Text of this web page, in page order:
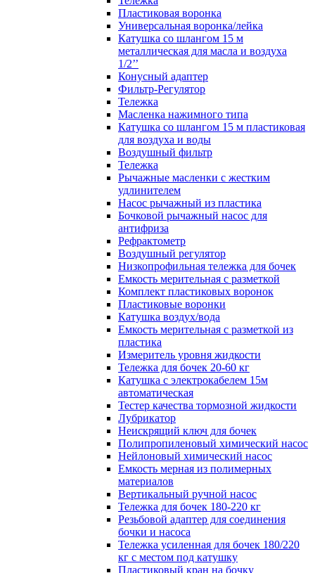
Пластиковая воронка
Универсальная воронка/лейка
Катушка со шлангом 15 м
металлическая для масла и воздуха
1/2’’
Конусный адаптер
Фильтр-Регулятор
Тележка
Масленка нажимного типа
Катушка со шлангом 15 м пластиковая
для воздуха и воды
Воздушный фильтр
Тележка
Рычажные масленки с жестким
удлинителем
Насос рычажный из пластика
Бочковой рычажный насос для
антифриза
Рефрактометр
Воздушный регулятор
Низкопрофильная тележка для бочек
Емкость мерительная с разметкой
Комплект пластиковых воронок
Пластиковые воронки
Катушка воздух/вода
Емкость мерительная с разметкой из
пластика
Измеритель уровня жидкости
Тележка для бочек 20-60 кг
Катушка с электрокабелем 15м
автоматическая
Тестер качества тормозной жидкости
Лубрикатор
Неискрящий ключ для бочек
Полипропиленовый химический насос
Нейлоновый химический насос
Емкость мерная из полимерных
материалов
Вертикальный ручной насос
Тележка для бочек 180-220 кг
Резьбовой адаптер для соединения
бочки и насоса
Тележка усиленная для бочек 180/220
кг с местом под катушку
Пластиковый кран на бочку